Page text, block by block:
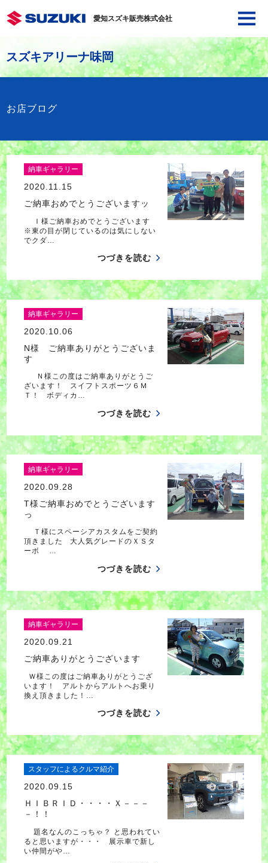
愛知スズキ販売株式会社
スズキアリーナ味岡
お店ブログ
納車ギャラリー
2020.11.15
ご納車おめでとうございますッ
Ｉ様ご納車おめでとうございます
※東の目が閉じているのは気にしない
でクダ…
つづきを読む
納車ギャラリー
2020.10.06
N様 ご納車ありがとうございま
す
Ｎ様この度はご納車ありがとうご
ざいます！ スイフトスポーツ６Ｍ
Ｔ！ ボディカ…
つづきを読む
納車ギャラリー
2020.09.28
T様ご納車おめでとうございます
っ
Ｔ様にスペーシアカスタムをご契約
頂きました 大人気グレードのＸＳタ
ーボ …
つづきを読む
納車ギャラリー
2020.09.21
ご納車ありがとうございます
Ｗ様この度はご納車ありがとうござ
います！ アルトからアルトへお乗り
換え頂きました！…
つづきを読む
スタッフによるクルマ紹介
2020.09.15
ＨＩＢＲＩＤ・・・・Ｘ－－－
－！！
題名なんのこっちゃ？ と思われてい
ると思いますが・・・ 展示車で新し
い仲間がや…